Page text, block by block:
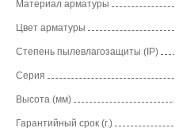
Материал арматуры
Цвет арматуры
Степень пылевлагозащиты (IP)
Серия
Высота (мм)
Гарантийный срок (г.)